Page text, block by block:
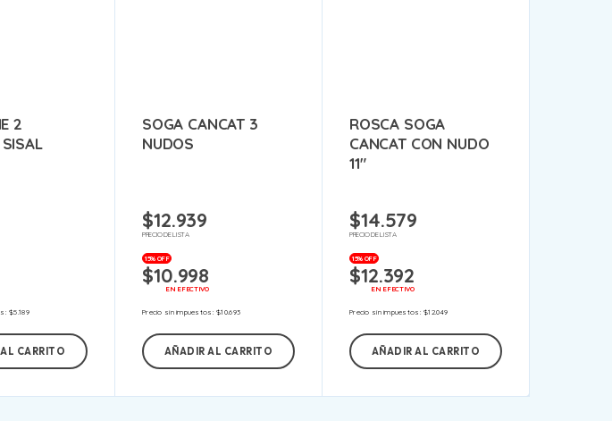
2
$5.189
CARRITO
SOGA CANCAT 3
NUDOS
$12.939
PRECIO DE LISTA
15% OFF
$10.998
EN EFECTIVO
Precio sin impuestos:$10.693
AÑADIR AL CARRITO
ROSCA SOGA
CANCAT CON NUDO
11″
$14.579
PRECIO DE LISTA
15% OFF
$12.392
EN EFECTIVO
Precio sin impuestos:$12.049
AÑADIR AL CARRITO